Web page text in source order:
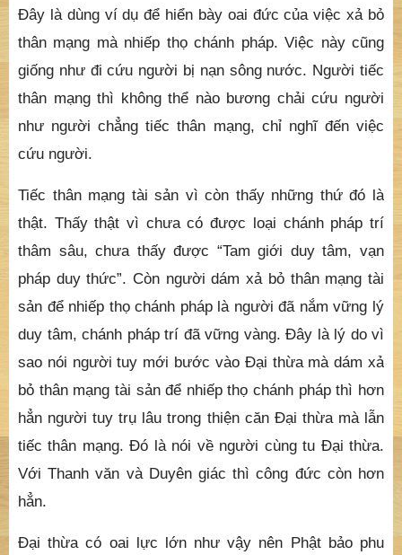
trong thiện căn Đại thừa mà tiếc thân mạng. Cho
nên, này Thắng Man ! Bà phải dùng nhiếp thọ
chánh pháp mà khai thị giáo hóa cho tất cả chúng
sanh. Như thế, nhiếp thọ chánh pháp được đại
phước lợi và đại quả báo.
Đây là dùng ví dụ để hiển bày oai đức của việc xả bỏ
thân mạng mà nhiếp thọ chánh pháp. Việc này cũng
giống như đi cứu người bị nạn sông nước. Người tiếc
thân mạng thì không thể nào bương chải cứu người
như người chẳng tiếc thân mạng, chỉ nghĩ đến việc
cứu người.
Tiếc thân mạng tài sản vì còn thấy những thứ đó là
thật. Thấy thật vì chưa có được loại chánh pháp trí
thâm sâu, chưa thấy được “Tam giới duy tâm, vạn
pháp duy thức”. Còn người dám xả bỏ thân mạng tài
sản để nhiếp thọ chánh pháp là người đã nắm vững lý
duy tâm, chánh pháp trí đã vững vàng. Đây là lý do vì
sao nói người tuy mới bước vào Đại thừa mà dám xả
bỏ thân mạng tài sản để nhiếp thọ chánh pháp thì hơn